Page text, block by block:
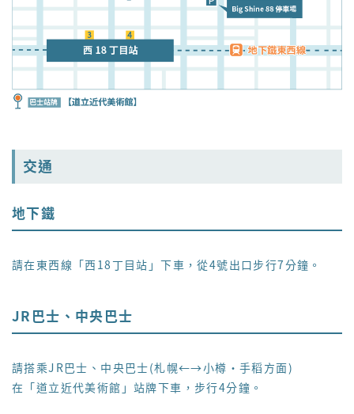
交通
地下鐵
請在東西線「西18丁目站」下車，從4號出口步行7分鐘。
JR巴士、中央巴士
請搭乘JR巴士、中央巴士(札幌←→小樽・手稻方面)
在「道立近代美術館」站牌下車，步行4分鐘。